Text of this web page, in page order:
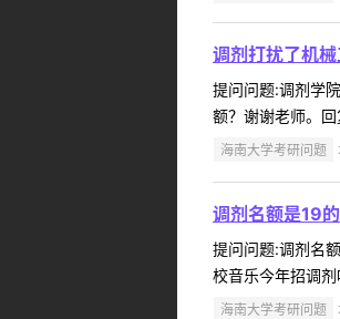
调剂打扰了机
提问问题:调剂学
额？谢谢老师。
海南大学考研问题
调剂名额是19
提问问题:调剂名
校音乐今年招调
海南大学考研问题